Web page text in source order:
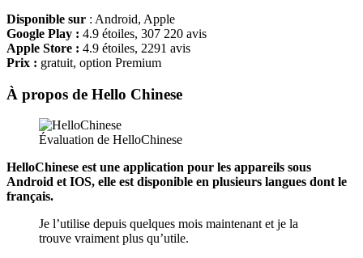
Disponible sur : Android, Apple
Google Play : 4.9 étoiles, 307 220 avis
Apple Store : 4.9 étoiles, 2291 avis
Prix : gratuit, option Premium
À propos de Hello Chinese
Évaluation de HelloChinese
HelloChinese est une application pour les appareils sous
Android et IOS, elle est disponible en plusieurs langues dont le
français.
Je l’utilise depuis quelques mois maintenant et je la
trouve vraiment plus qu’utile.